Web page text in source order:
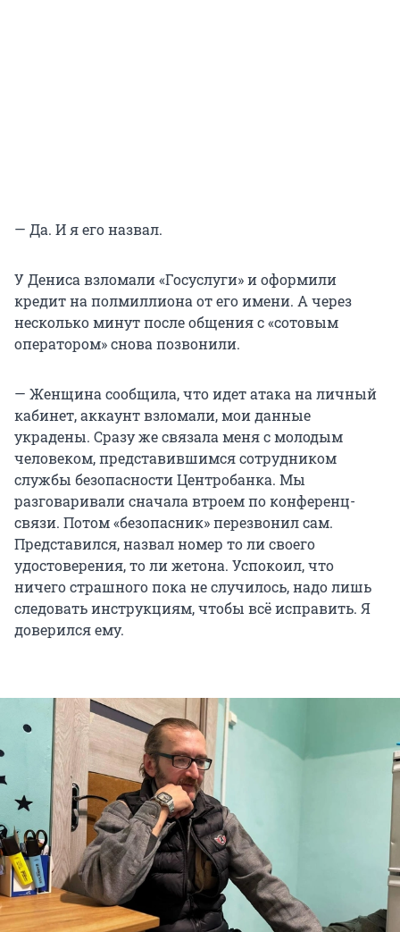
— Да. И я его назвал.
У Дениса взломали «Госуслуги» и оформили
кредит на полмиллиона от его имени. А через
несколько минут после общения с «сотовым
оператором» снова позвонили.
— Женщина сообщила, что идет атака на личный
кабинет, аккаунт взломали, мои данные
украдены. Сразу же связала меня с молодым
человеком, представившимся сотрудником
службы безопасности Центробанка. Мы
разговаривали сначала втроем по конференц-
связи. Потом «безопасник» перезвонил сам.
Представился, назвал номер то ли своего
удостоверения, то ли жетона. Успокоил, что
ничего страшного пока не случилось, надо лишь
следовать инструкциям, чтобы всё исправить. Я
доверился ему.